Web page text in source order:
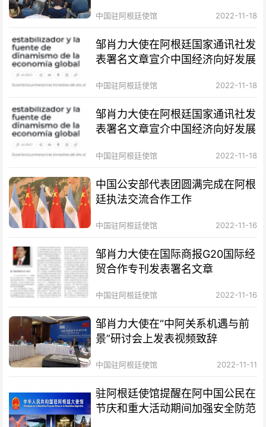
中国驻阿根廷使馆 2022-11-18
邹肖力大使在阿根廷国家通讯社发
表署名文章宣介中国经济向好发展
中国驻阿根廷使馆 2022-11-18
邹肖力大使在阿根廷国家通讯社发
表署名文章宣介中国经济向好发展
中国驻阿根廷使馆 2022-11-18
中国公安部代表团圆满完成在阿根
廷执法交流合作工作
中国驻阿根廷使馆 2022-11-16
邹肖力大使在国际商报G20国际经
贸合作专刊发表署名文章
中国驻阿根廷使馆 2022-11-16
邹肖力大使在“中阿关系机遇与前
景”研讨会上发表视频致辞
中国驻阿根廷使馆 2022-11-11
驻阿根廷使馆提醒在阿中国公民在
节庆和重大活动期间加强安全防范